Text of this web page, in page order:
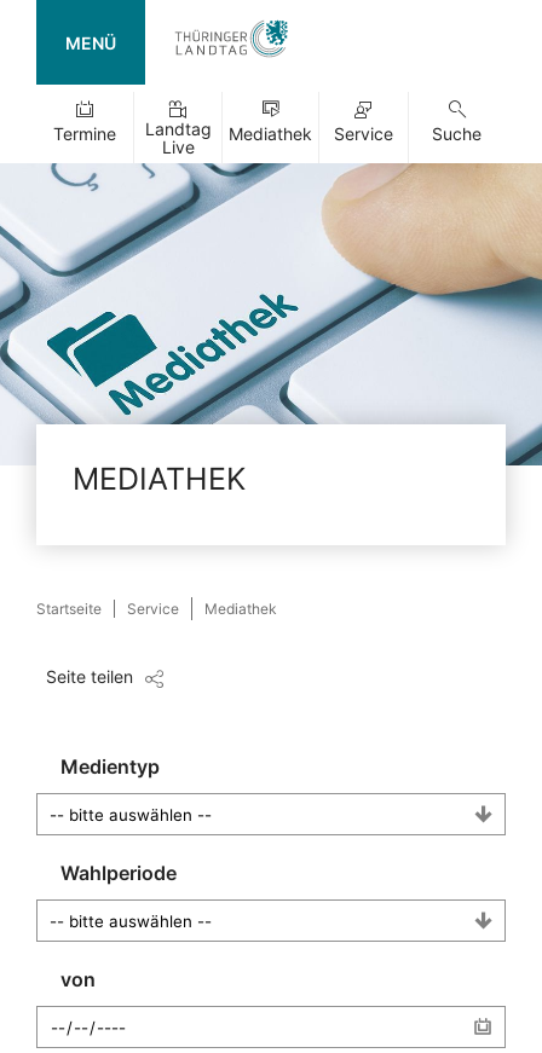
MENÜ
Termine
Landtag
Live
Mediathek Service Suche
MEDIATHEK
Startseite Service Mediathek
Seite teilen
Medientyp
Wahlperiode
von